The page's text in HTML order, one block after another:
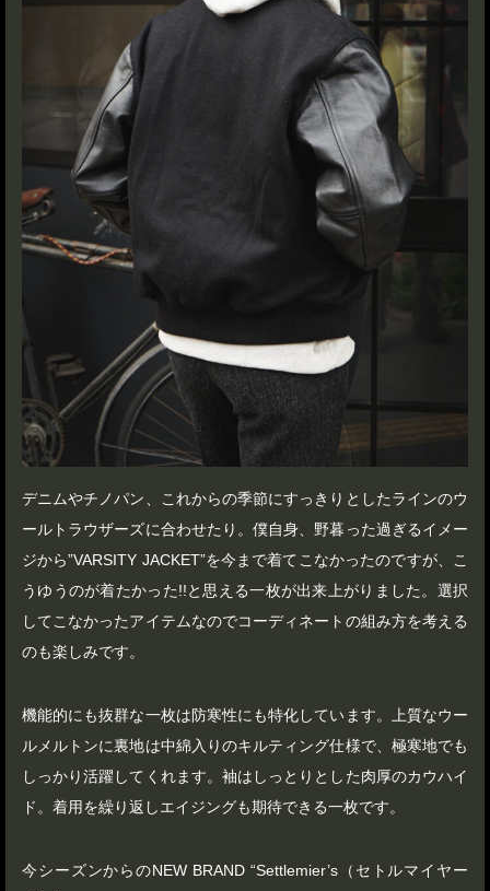
デニムやチノパン、これからの季節にすっきりとしたラインのウ
ールトラウザーズに合わせたり。僕自身、野暮った過ぎるイメー
ジから”VARSITY JACKET”を今まで着てこなかったのですが、こ
うゆうのが着たかった!!と思える一枚が出来上がりました。選択
してこなかったアイテムなのでコーディネートの組み方を考える
のも楽しみです。
機能的にも抜群な一枚は防寒性にも特化しています。上質なウー
ルメルトンに裏地は中綿入りのキルティング仕様で、極寒地でも
しっかり活躍してくれます。袖はしっとりとした肉厚のカウハイ
ド。着用を繰り返しエイジングも期待できる一枚です。
今シーズンからのNEW BRAND “Settlemier’s（セトルマイヤー